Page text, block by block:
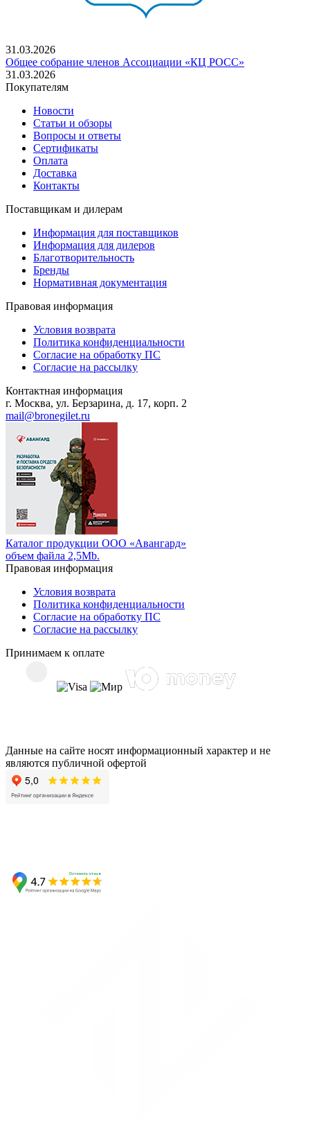
31.03.2026
Общее собрание членов Ассоциации «КЦ РОСС»
31.03.2026
Покупателям
Новости
Статьи и обзоры
Вопросы и ответы
Сертификаты
Оплата
Доставка
Контакты
Поставщикам и дилерам
Информация для поставщиков
Информация для дилеров
Благотворительность
Бренды
Нормативная документация
Правовая информация
Условия возврата
Политика конфиденциальности
Согласие на обработку ПС
Согласие на рассылку
Контактная информация
г. Москва, ул. Берзарина, д. 17, корп. 2
mail@bronegilet.ru
Каталог продукции ООО «Авангард»
объем файла 2,5Mb.
Правовая информация
Условия возврата
Политика конфиденциальности
Согласие на обработку ПС
Согласие на рассылку
Принимаем к оплате
Данные на сайте носят информационный характер и не
являются публичной офертой